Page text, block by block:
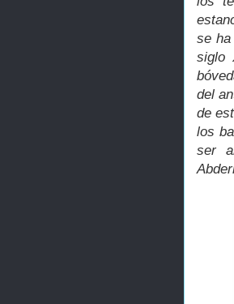
se ha
siglo
del
de
los
ser